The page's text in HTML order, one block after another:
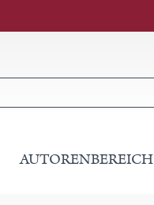
AUTORENBEREICH